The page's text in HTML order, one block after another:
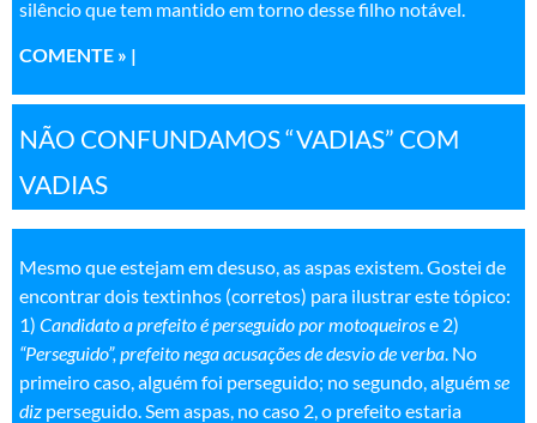
silêncio que tem mantido em torno desse filho notável.
COMENTE » |
NÃO CONFUNDAMOS “VADIAS” COM
VADIAS
Mesmo que estejam em desuso, as aspas existem. Gostei de
encontrar dois textinhos (corretos) para ilustrar este tópico:
1) Candidato a prefeito é perseguido por motoqueirose 2)
“Perseguido”, prefeito nega acusações de desvio de verba. No
primeiro caso, alguém foi perseguido; no segundo, alguémse
diz perseguido. Sem aspas, no caso 2, o prefeito estaria